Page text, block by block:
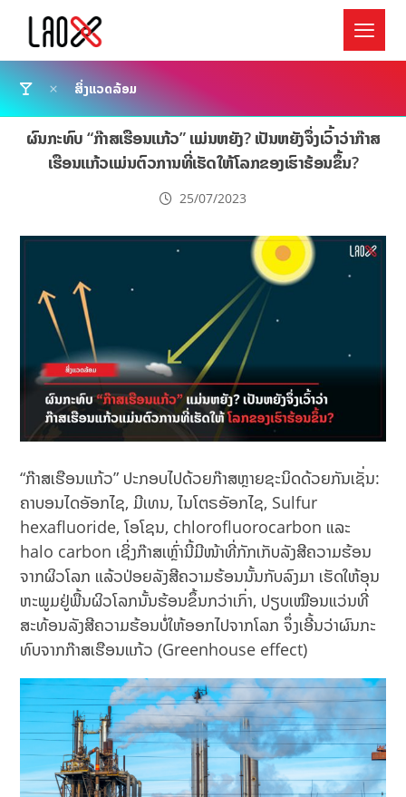
ສິ່ງແວດລ້ອມ
ຜົນກະທົບ “ກ໊າສເຮືອນແກ້ວ” ແມ່ນຫຍັງ? ເປັນຫຍັງຈຶ່ງເວົ້າວ່າກ໊າສ
ເຮືອນແກ້ວແມ່ນຕົວການທີ່ເຮັດໃຫ້ໂລກຂອງເຮົາຮ້ອນຂຶ້ນ?
25/07/2023
“ກ໊າສເຮືອນແກ້ວ” ປະກອບໄປດ້ວຍກ໊າສຫຼາຍຊະນິດດ້ວຍກັນເຊັ່ນ:
ຄາບອນໄດອັອກໄຊ, ມີເທນ, ໄນໂຕຣອັອກໄຊ, Sulfur
hexafluoride, ໂອໂຊນ, chlorofluorocarbon ແລະ
halo carbon ເຊິ່ງກ໊າສເຫຼົ່ານີ້ມີໜ້າທີ່ກັກເກັບລັງສີຄວາມຮ້ອນ
ຈາກຜິວໂລກ ແລ້ວປ່ອຍລັງສີຄວາມຮ້ອນນັ້ນກັບລົງມາ ​ເຮັດ​ໃຫ້​ອຸນ​
ຫະ​ພູມ​ຢູ່​ພື້ນຜິວ​ໂລກນັ້ນຮ້ອນ​ຂຶ້ນ​ກວ່າ​ເກົ່າ, ປຽບເໝືອນແວ່ນທີ່
ສະທ້ອນລັງສີຄວາມຮ້ອນບໍ່ໃຫ້ອອກໄປຈາກໂລກ ຈຶ່ງເອີ້ນວ່າຜົນກະ
ທົບຈາກກ໊າສເຮືອນແກ້ວ (Greenhouse effect)